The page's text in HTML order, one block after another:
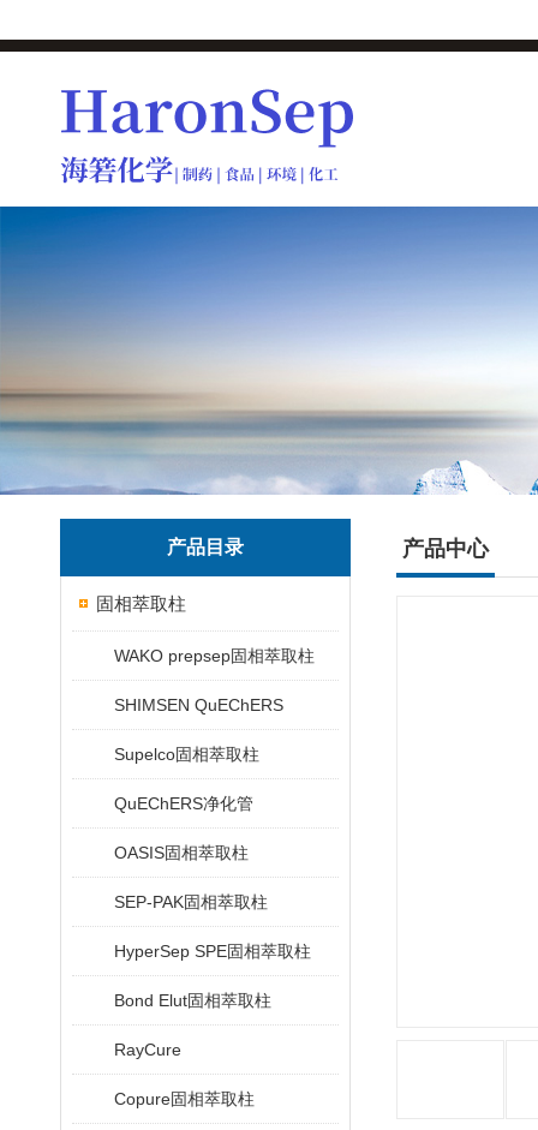
产品目录
固相萃取柱
WAKO prepsep固相萃取柱
SHIMSEN QuEChERS
Supelco固相萃取柱
QuEChERS净化管
OASIS固相萃取柱
SEP-PAK固相萃取柱
HyperSep SPE固相萃取柱
Bond Elut固相萃取柱
RayCure
Copure固相萃取柱
产品中心